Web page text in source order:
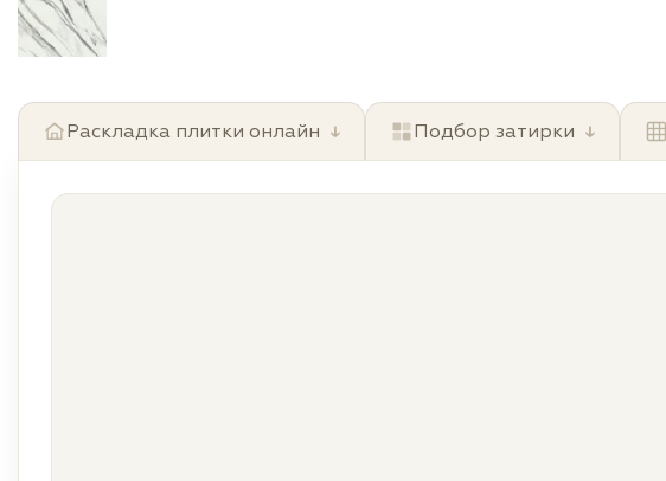
Раскладка плитки онлайн ↓ Подбор затирки ↓